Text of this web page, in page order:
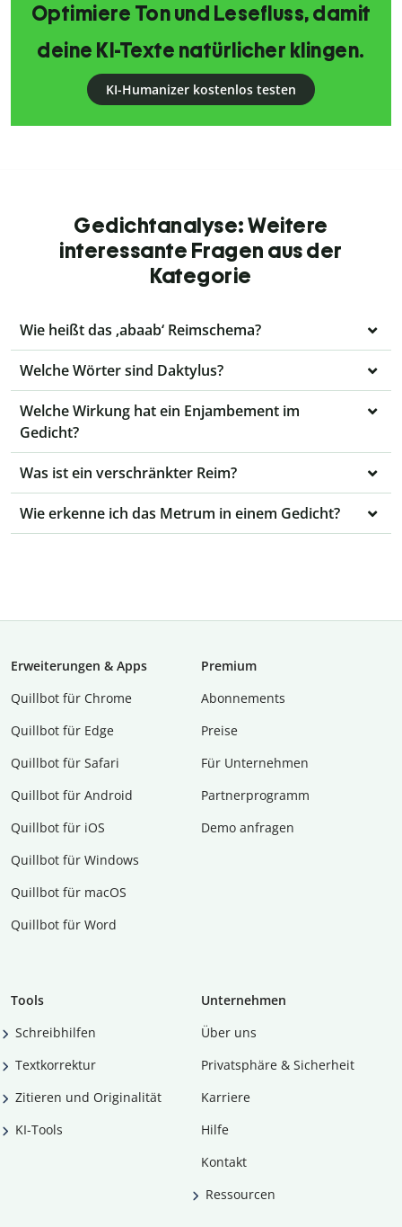
Optimiere Ton und Lesefluss, damit
deine KI-Texte natürlicher klingen.
KI-Humanizer kostenlos testen
Gedichtanalyse: Weitere
interessante Fragen aus der
Kategorie
Wie heißt das ‚abaab‘ Reimschema?
Welche Wörter sind Daktylus?
Welche Wirkung hat ein Enjambement im
Gedicht?
Was ist ein verschränkter Reim?
Wie erkenne ich das Metrum in einem Gedicht?
Erweiterungen & Apps
Quillbot für Chrome
Quillbot für Edge
Quillbot für Safari
Quillbot für Android
Quillbot für iOS
Quillbot für Windows
Quillbot für macOS
Quillbot für Word
Premium
Abon­ne­ments
Preise
Für Unternehmen
Partnerprogramm
Demo anfragen
Tools
Schreibhilfen
Textkorrektur
Zitieren und Originalität
KI-Tools
Unternehmen
Über uns
Privatsphäre & Sicherheit
Karriere
Hilfe
Kontakt
Ressourcen